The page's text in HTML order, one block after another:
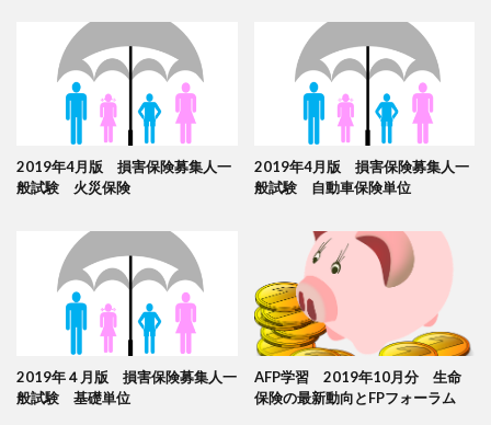
2019年4月版 損害保険募集人一
般試験 火災保険
2019年4月版 損害保険募集人一
般試験 自動車保険単位
2019年４月版 損害保険募集人一
般試験 基礎単位
AFP学習 2019年10月分 生命
保険の最新動向とFPフォーラム